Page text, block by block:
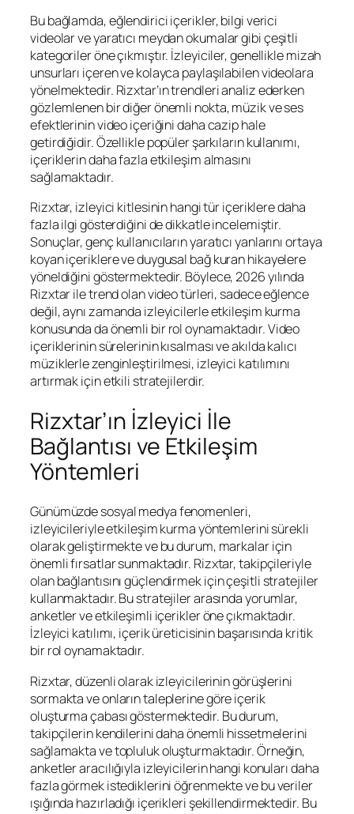
Bu bağlamda, eğlendirici içerikler, bilgi verici
videolar ve yaratıcı meydan okumalar gibi çeşitli
kategoriler öne çıkmıştır. İzleyiciler, genellikle mizah
unsurları içeren ve kolayca paylaşılabilen videolara
yönelmektedir. Rizxtar’ın trendleri analiz ederken
gözlemlenen bir diğer önemli nokta, müzik ve ses
efektlerinin video içeriğini daha cazip hale
getirdiğidir. Özellikle popüler şarkıların kullanımı,
içeriklerin daha fazla etkileşim almasını
sağlamaktadır.
Rizxtar, izleyici kitlesinin hangi tür içeriklere daha
fazla ilgi gösterdiğini de dikkatle incelemiştir.
Sonuçlar, genç kullanıcıların yaratıcı yanlarını ortaya
koyan içeriklere ve duygusal bağ kuran hikayelere
yöneldiğini göstermektedir. Böylece, 2026 yılında
Rizxtar ile trend olan video türleri, sadece eğlence
değil, aynı zamanda izleyicilerle etkileşim kurma
konusunda da önemli bir rol oynamaktadır. Video
içeriklerinin sürelerinin kısalması ve akılda kalıcı
müziklerle zenginleştirilmesi, izleyici katılımını
artırmak için etkili stratejilerdir.
Rizxtar’ın İzleyici İle
Bağlantısı ve Etkileşim
Yöntemleri
Günümüzde sosyal medya fenomenleri,
izleyicileriyle etkileşim kurma yöntemlerini sürekli
olarak geliştirmekte ve bu durum, markalar için
önemli fırsatlar sunmaktadır. Rizxtar, takipçileriyle
olan bağlantısını güçlendirmek için çeşitli stratejiler
kullanmaktadır. Bu stratejiler arasında yorumlar,
anketler ve etkileşimli içerikler öne çıkmaktadır.
İzleyici katılımı, içerik üreticisinin başarısında kritik
bir rol oynamaktadır.
Rizxtar, düzenli olarak izleyicilerinin görüşlerini
sormakta ve onların taleplerine göre içerik
oluşturma çabası göstermektedir. Bu durum,
takipçilerin kendilerini daha önemli hissetmelerini
sağlamakta ve topluluk oluşturmaktadır. Örneğin,
anketler aracılığıyla izleyicilerin hangi konuları daha
fazla görmek istediklerini öğrenmekte ve bu veriler
ışığında hazırladığı içerikleri şekillendirmektedir. Bu